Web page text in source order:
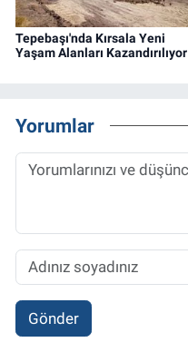
Tepebaşı'nda Kırsala Yeni
Yaşam Alanları Kazandırılıyor
Yorumlar
Gönder